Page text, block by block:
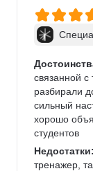
связанной
разбирали
сильный
хорошо
студентов
Недостатки:
тренажер,